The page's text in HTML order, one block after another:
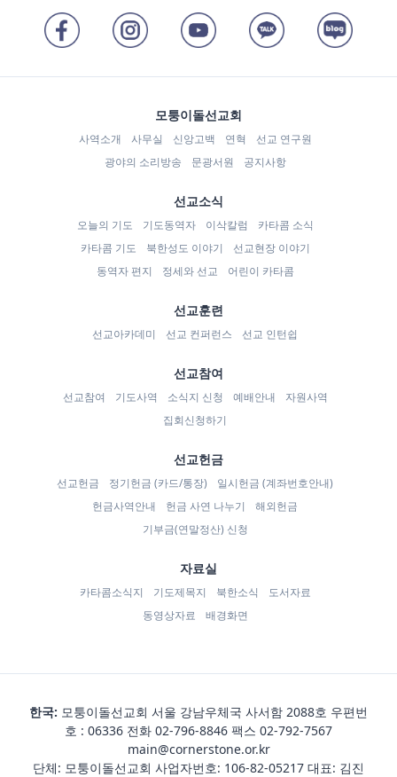
모퉁이돌선교회
사역소개 사무실 신앙고백 연혁
선교 연구원
광야의 소리방송
문광서원 공지사항
선교소식
오늘의 기도 기도동역자 이삭칼럼
카타콤 소식
카타콤 기도
북한성도 이야기
선교현장 이야기
동역자 편지
정세와 선교 어린이 카타콤
선교훈련
선교아카데미 선교 컨퍼런스 선교 인턴쉽
선교참여
선교참여 기도사역 소식지 신청 예배안내
자원사역
집회신청하기
선교헌금
선교헌금 정기헌금 (카드/통장)
일시헌금 (계좌번호안내)
헌금사역안내
헌금 사연 나누기
해외헌금
기부금(연말정산) 신청
자료실
카타콤소식지 기도제목지 북한소식
도서자료
동영상자료
배경화면
한국: 모퉁이돌선교회 서울 강남우체국 사서함 2088호 우편번
호 : 06336 전화 02-796-8846 팩스 02-792-7567
main@cornerstone.or.kr
단체: 모퉁이돌선교회 사업자번호: 106-82-05217 대표: 김진